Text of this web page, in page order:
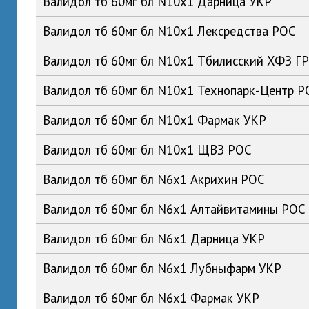
Валидол тб 60мг бл N10x1 Лексредства РОС
Валидол тб 60мг бл N10x1 Тбилисский ХФЗ
Валидол тб 60мг бл N10x1 Технопарк-Центр
Валидол тб 60мг бл N10x1 Фармак УКР
Валидол тб 60мг бл N10x1 ЩВЗ РОС
Валидол тб 60мг бл N6x1 Акрихин РОС
Валидол тб 60мг бл N6x1 Алтайвитамины РОС
Валидол тб 60мг бл N6x1 Дарница УКР
Валидол тб 60мг бл N6x1 Лубныфарм УКР
Валидол тб 60мг бл N6x1 Фармак УКР